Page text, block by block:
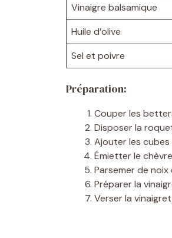
Vinaigre balsamique
Huile d’olive
Sel et poivre
Préparation:
Couper les
Disposer la
Ajouter les
Émietter le
Parsemer de noix
Préparer la
Verser la